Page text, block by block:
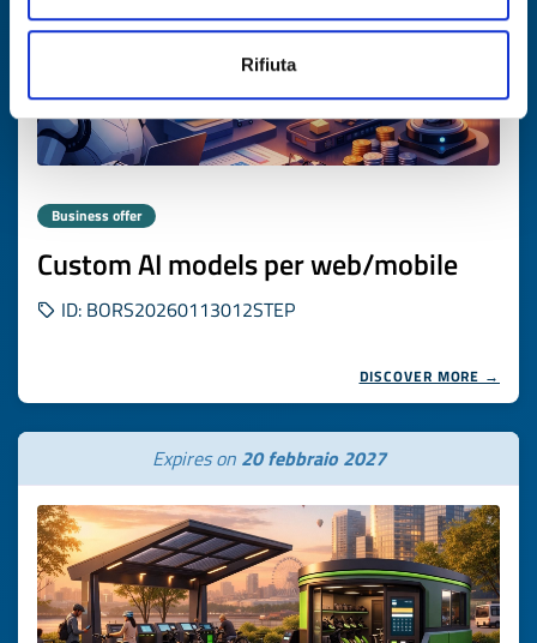
Rifiuta
Business offer
Custom AI models per web/mobile
ID: BORS20260113012STEP
DISCOVER MORE →
Expires on 20 febbraio 2027